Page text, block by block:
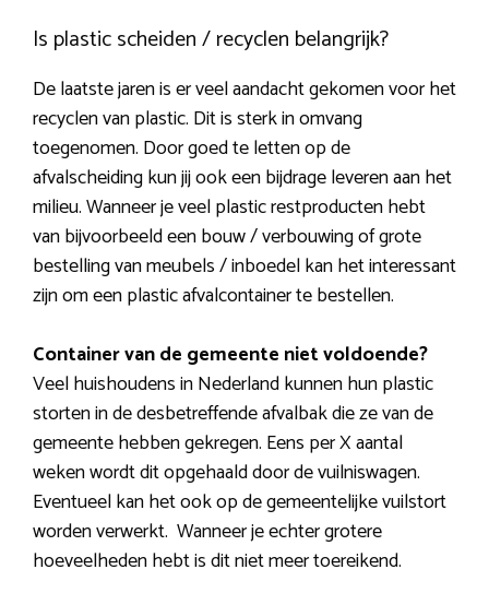
Is plastic scheiden / recyclen belangrijk?
De laatste jaren is er veel aandacht gekomen voor het
recyclen van plastic. Dit is sterk in omvang
toegenomen. Door goed te letten op de
afvalscheiding kun jij ook een bijdrage leveren aan het
milieu. Wanneer je veel plastic restproducten hebt
van bijvoorbeeld een bouw / verbouwing of grote
bestelling van meubels / inboedel kan het interessant
zijn om een plastic afvalcontainer te bestellen.
Container van de gemeente niet voldoende?
Veel huishoudens in Nederland kunnen hun plastic
storten in de desbetreffende afvalbak die ze van de
gemeente hebben gekregen. Eens per X aantal
weken wordt dit opgehaald door de vuilniswagen.
Eventueel kan het ook op de gemeentelijke vuilstort
worden verwerkt. Wanneer je echter grotere
hoeveelheden hebt is dit niet meer toereikend.